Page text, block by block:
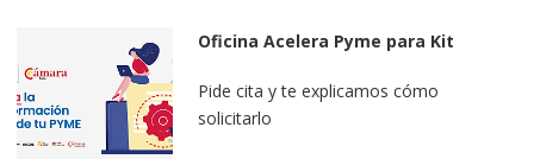
Oficina Acelera Pyme para Kit
Pide cita y te explicamos cómo
solicitarlo